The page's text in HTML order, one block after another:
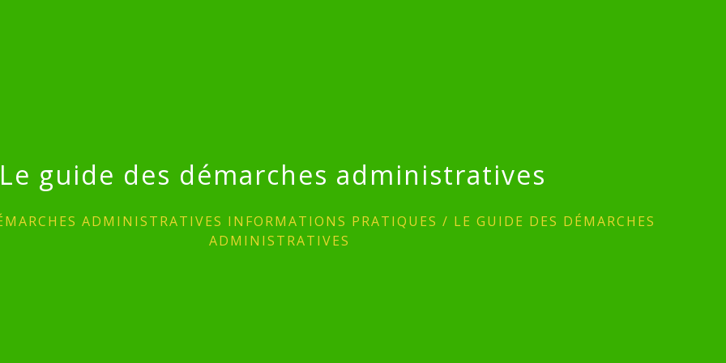
Le guide des démarches administratives
ADMINISTRATIVES INFORMATIONS PRATIQUES / LE GUIDE DES DÉMARCHES
ADMINISTRATIVES